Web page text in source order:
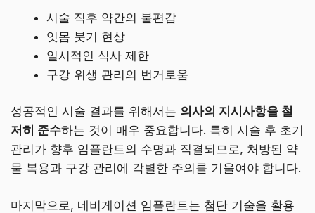
시술 직후 약간의 불편감
잇몸 붓기 현상
일시적인 식사 제한
구강 위생 관리의 번거로움
성공적인 시술 결과를 위해서는 의사의 지시사항을 철
저히 준수하는 것이 매우 중요합니다. 특히 시술 후 초기
관리가 향후 임플란트의 수명과 직결되므로, 처방된 약
물 복용과 구강 관리에 각별한 주의를 기울여야 합니다.
마지막으로, 네비게이션 임플란트는 첨단 기술을 활용